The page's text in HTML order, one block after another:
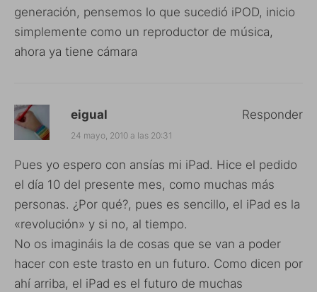
generación, pensemos lo que sucedió iPOD, inicio
simplemente como un reproductor de música,
ahora ya tiene cámara
eigual
24 mayo, 2010 a las 20:31
Pues yo espero con ansías mi iPad. Hice el pedido
el día 10 del presente mes, como muchas más
personas. ¿Por qué?, pues es sencillo, el iPad es la
«revolución» y si no, al tiempo.
No os imagináis la de cosas que se van a poder
hacer con este trasto en un futuro. Como dicen por
ahí arriba, el iPad es el futuro de muchas
Responder